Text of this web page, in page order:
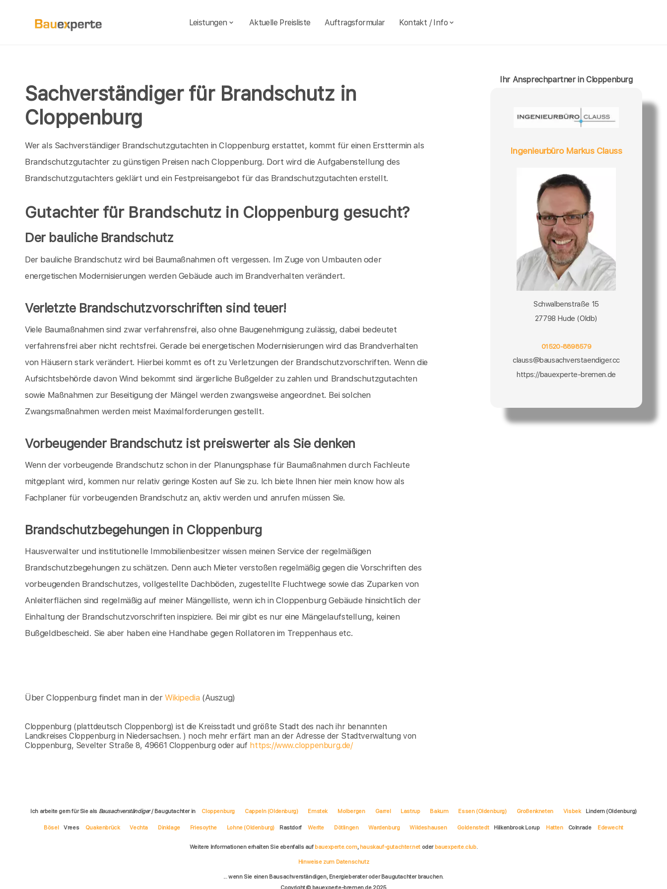
Leistungen Aktuelle Preisliste Auftragsformular Kontakt / Info
Sachverständiger für Brandschutz in
Cloppenburg
Wer als Sachverständiger Brandschutzgutachten in Cloppenburg erstattet, kommt für einen Ersttermin als
Brandschutzgutachter zu günstigen Preisen nach Cloppenburg. Dort wird die Aufgabenstellung des
Brandschutzgutachters geklärt und ein Festpreisangebot für das Brandschutzgutachten erstellt.
Gutachter für Brandschutz in Cloppenburg gesucht?
Der bauliche Brandschutz
Der bauliche Brandschutz wird bei Baumaßnahmen oft vergessen. Im Zuge von Umbauten oder
energetischen Modernisierungen werden Gebäude auch im Brandverhalten verändert.
Verletzte Brandschutzvorschriften sind teuer!
Viele Baumaßnahmen sind zwar verfahrensfrei, also ohne Baugenehmigung zulässig, dabei bedeutet
verfahrensfrei aber nicht rechtsfrei. Gerade bei energetischen Modernisierungen wird das Brandverhalten
von Häusern stark verändert. Hierbei kommt es oft zu Verletzungen der Brandschutzvorschriften. Wenn die
Aufsichtsbehörde davon Wind bekommt sind ärgerliche Bußgelder zu zahlen und Brandschutzgutachten
sowie Maßnahmen zur Beseitigung der Mängel werden zwangsweise angeordnet. Bei solchen
Zwangsmaßnahmen werden meist Maximalforderungen gestellt.
Vorbeugender Brandschutz ist preiswerter als Sie denken
Wenn der vorbeugende Brandschutz schon in der Planungsphase für Baumaßnahmen durch Fachleute
mitgeplant wird, kommen nur relativ geringe Kosten auf Sie zu. Ich biete Ihnen hier mein know how als
Fachplaner für vorbeugenden Brandschutz an, aktiv werden und anrufen müssen Sie.
Brandschutzbegehungen in Cloppenburg
Hausverwalter und institutionelle Immobilienbesitzer wissen meinen Service der regelmäßigen
Brandschutzbegehungen zu schätzen. Denn auch Mieter verstoßen regelmäßig gegen die Vorschriften des
vorbeugenden Brandschutzes, vollgestellte Dachböden, zugestellte Fluchtwege sowie das Zuparken von
Anleiterflächen sind regelmäßig auf meiner Mängelliste, wenn ich in Cloppenburg Gebäude hinsichtlich der
Einhaltung der Brandschutzvorschriften inspiziere. Bei mir gibt es nur eine Mängelaufstellung, keinen
Bußgeldbescheid. Sie aber haben eine Handhabe gegen Rollatoren im Treppenhaus etc.
Über Cloppenburg findet man in derWikipedia (Auszug)
Cloppenburg (plattdeutsch Cloppenborg) ist die Kreisstadt und größte Stadt des nach ihr benannten
Landkreises Cloppenburg in Niedersachsen. ) noch mehr erfärt man an der Adresse der Stadtverwaltung von
Cloppenburg, Sevelter Straße 8, 49661 Cloppenburg oder auf https://www.cloppenburg.de/
Ihr Ansprechpartner in Cloppenburg
Ingenieurbüro Markus Clauss
Schwalbenstraße 15
27798 Hude (Oldb)
01520-8898579
clauss@bausachverstaendiger.cc
https://bauexperte-bremen.de
Ich arbeite gern für Sie als Bausachverständiger/ Baugutachter in Cloppenburg Cappeln (Oldenburg) Emstek Molbergen Garrel Lastrup Bakum Essen (Oldenburg) Großenkneten Visbek Lindern (Oldenburg)
Bösel Vrees Quakenbrück Vechta Dinklage Friesoythe Lohne (Oldenburg) Rastdorf Werlte Dötlingen Wardenburg Wildeshausen Goldenstedt Hilkenbrook Lorup Hatten Colnrade Edewecht
Weitere Informationen erhalten Sie ebenfalls auf bauexperte.com, hauskauf-gutachter.net oder bauexperte.club.
Hinweise zum Datenschutz
... wenn Sie einen Bausachverständigen, Energieberater oder Baugutachter brauchen.
Copyright © bauexperte-bremen.de 2025